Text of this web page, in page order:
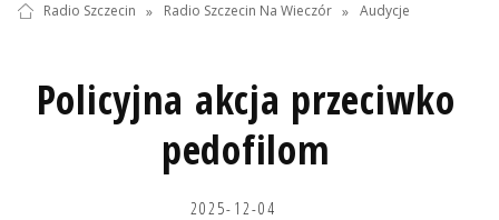
Radio Szczecin » Radio Szczecin Na Wieczór » Audycje
Policyjna akcja przeciwko
pedofilom
2025-12-04